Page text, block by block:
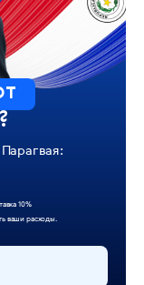
10%
ваши расходы.